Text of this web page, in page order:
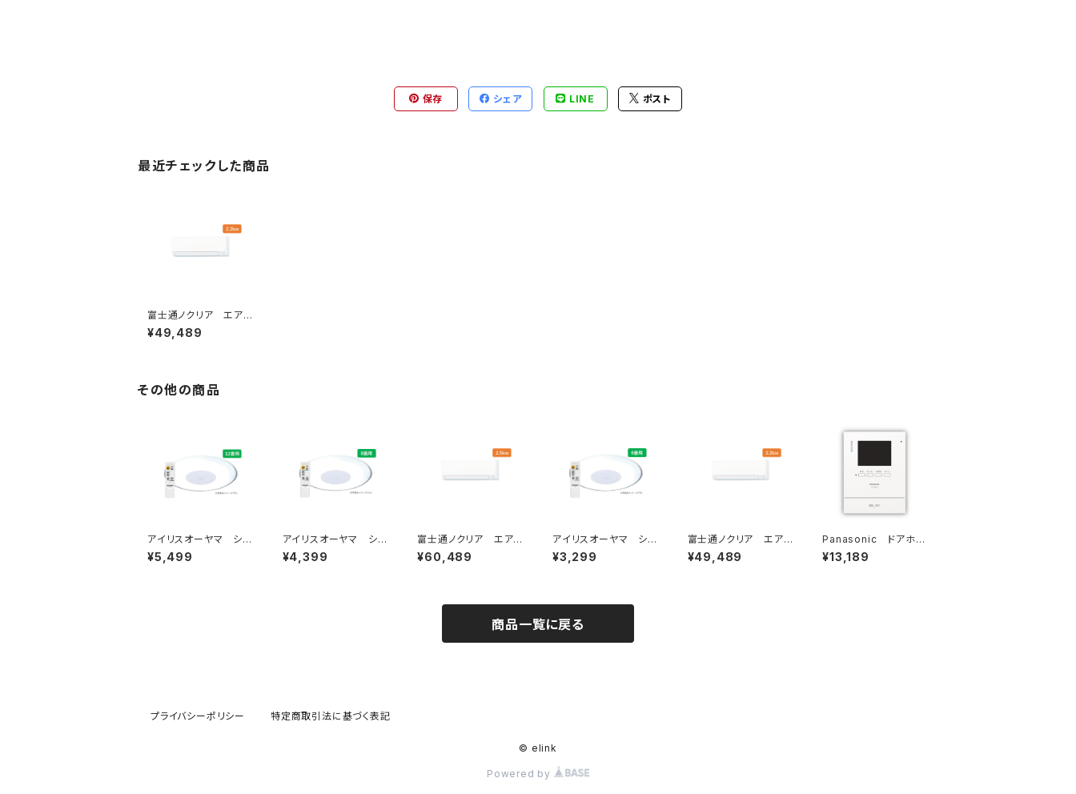
保存 シェア LINE ポスト
最近チェックした商品
富士通ノクリア エアコ
ン AHシリーズ2025
年 2.2kw
¥49,489
その他の商品
アイリスオーヤマ シー
リングライト 12畳
¥5,499
アイリスオーヤマ シー
リングライト 8畳
¥4,399
富士通ノクリア エアコ
ン AHシリーズ2025
年 2.5kw
¥60,489
アイリスオーヤマ シー
リングライト 6畳
¥3,299
富士通ノクリア エアコ
ン AHシリーズ2025
年 2.2kw
¥49,489
Panasonic ドアホ
ン VL-SE31XL
¥13,189
商品一覧に戻る
プライバシーポリシー 特定商取引法に基づく表記
© elink
Powered by